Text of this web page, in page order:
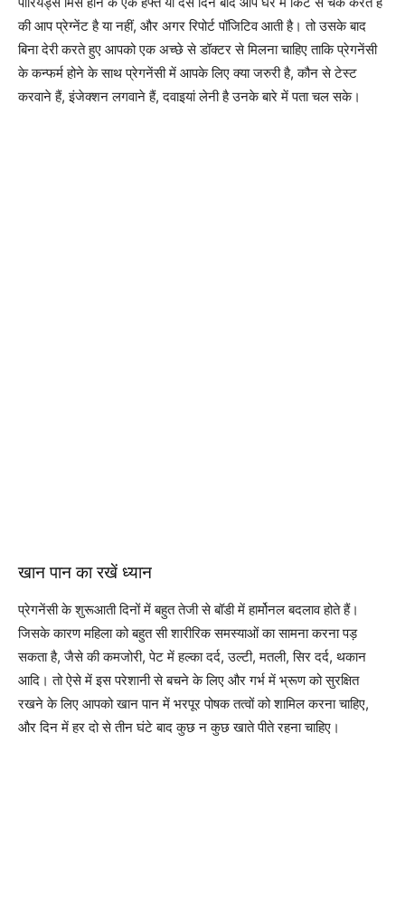
की आप प्रेग्नेंट है या नहीं, और अगर रिपोर्ट पॉजिटिव आती है। तो उसके बाद
बिना देरी करते हुए आपको एक अच्छे से डॉक्टर से मिलना चाहिए ताकि प्रेगनेंसी
के कन्फर्म होने के साथ प्रेगनेंसी में आपके लिए क्या जरुरी है, कौन से टेस्ट
करवाने हैं, इंजेक्शन लगवाने हैं, दवाइयां लेनी है उनके बारे में पता चल सके।
खान पान का रखें ध्यान
प्रेगनेंसी के शुरूआती दिनों में बहुत तेजी से बॉडी में हार्मोनल बदलाव होते हैं।
जिसके कारण महिला को बहुत सी शारीरिक समस्याओं का सामना करना पड़
सकता है, जैसे की कमजोरी, पेट में हल्का दर्द, उल्टी, मतली, सिर दर्द, थकान
आदि। तो ऐसे में इस परेशानी से बचने के लिए और गर्भ में भ्रूण को सुरक्षित
रखने के लिए आपको खान पान में भरपूर पोषक तत्वों को शामिल करना चाहिए,
और दिन में हर दो से तीन घंटे बाद कुछ न कुछ खाते पीते रहना चाहिए।